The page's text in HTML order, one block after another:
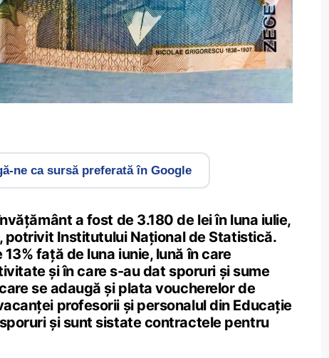
ne ca sursă preferată în Google
a fost de 3.180 de lei în luna iulie,
potrivit Institutului Național de Statistică.
față de luna iunie, lună în care
și în care s-au dat sporuri și sume
se adaugă și plata voucherelor de
profesorii și personalul din Educație
și sunt sistate contractele pentru